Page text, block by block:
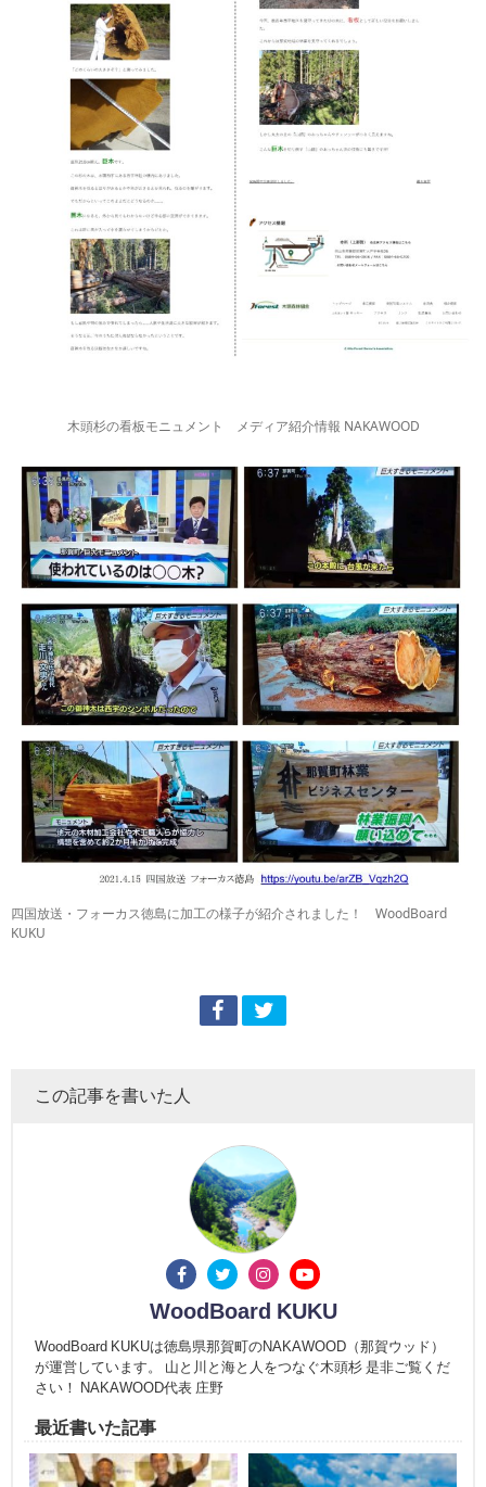
木頭杉の看板モニュメント メディア紹介情報 NAKAWOOD
四国放送・フォーカス徳島に加工の様子が紹介されました！ WoodBoard
KUKU
この記事を書いた人
WoodBoard KUKU
WoodBoard KUKUは徳島県那賀町のNAKAWOOD（那賀ウッド）
が運営しています。 山と川と海と人をつなぐ木頭杉 是非ご覧くだ
さい！ NAKAWOOD代表 庄野
最近書いた記事